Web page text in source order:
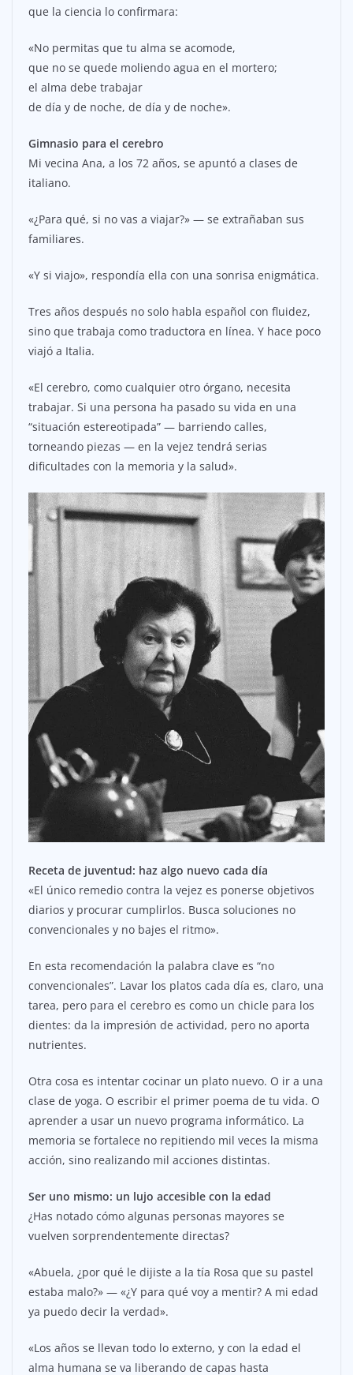
que la ciencia lo confirmara:
«No permitas que tu alma se acomode,
que no se quede moliendo agua en el mortero;
el alma debe trabajar
de día y de noche, de día y de noche».
Gimnasio para el cerebro
Mi vecina Ana, a los 72 años, se apuntó a clases de
italiano.
«¿Para qué, si no vas a viajar?» — se extrañaban sus
familiares.
«Y si viajo», respondía ella con una sonrisa enigmática.
Tres años después no solo habla español con fluidez,
sino que trabaja como traductora en línea. Y hace poco
viajó a Italia.
«El cerebro, como cualquier otro órgano, necesita
trabajar. Si una persona ha pasado su vida en una
“situación estereotipada” — barriendo calles,
torneando piezas — en la vejez tendrá serias
dificultades con la memoria y la salud».
Receta de juventud: haz algo nuevo cada día
«El único remedio contra la vejez es ponerse objetivos
diarios y procurar cumplirlos. Busca soluciones no
convencionales y no bajes el ritmo».
En esta recomendación la palabra clave es “no
convencionales”. Lavar los platos cada día es, claro, una
tarea, pero para el cerebro es como un chicle para los
dientes: da la impresión de actividad, pero no aporta
nutrientes.
Otra cosa es intentar cocinar un plato nuevo. O ir a una
clase de yoga. O escribir el primer poema de tu vida. O
aprender a usar un nuevo programa informático. La
memoria se fortalece no repitiendo mil veces la misma
acción, sino realizando mil acciones distintas.
Ser uno mismo: un lujo accesible con la edad
¿Has notado cómo algunas personas mayores se
vuelven sorprendentemente directas?
«Abuela, ¿por qué le dijiste a la tía Rosa que su pastel
estaba malo?» — «¿Y para qué voy a mentir? A mi edad
ya puedo decir la verdad».
«Los años se llevan todo lo externo, y con la edad el
alma humana se va liberando de capas hasta